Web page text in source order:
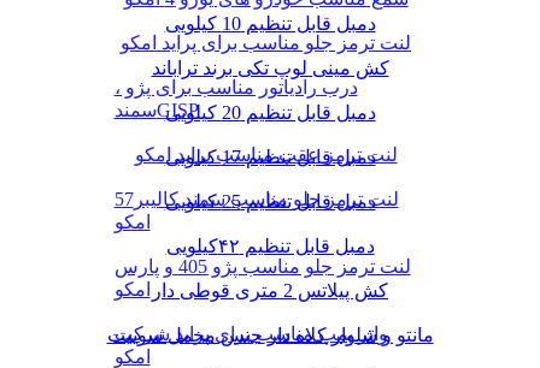
لنت ترمز جلو مناسب برای پراید امکو
درب رادیاتور مناسب برای پژو ،
سمندGISP
لنت ترمز عقب مناسب پراید امکو
لنت ترمز جلو مناسب سمند کالیبر57
امکو
لنت ترمز جلو مناسب پژو 405 و پارس
امکو
واتر پمپ مناسب برای پراید شرکت
امکو
دمبل قابل تنظیم 10 کیلویی
کش مینی لوپ تکی برند تراباند
دمبل قابل تنظیم 20 کیلویی
دمبل قابل تنظیم 17 کیلویی
دمبل قابل تنظیم 25 کیلویی
دمبل قابل تنظیم ۴۲کیلویی
کش پیلاتس 2 متری قوطی دار
مانتو و شلوار کلاه دار جنس مخمل سوییت